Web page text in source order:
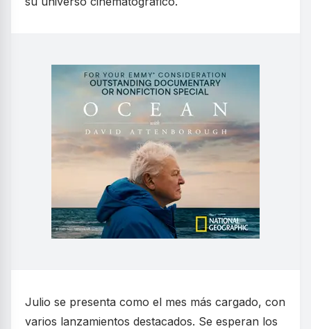
Julio se presenta como el mes más cargado, con
varios lanzamientos destacados. Se esperan los